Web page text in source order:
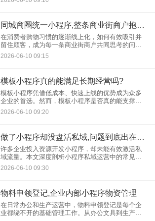
势：流量与技术的双重赋能 头条小程序依托字节
同城商圈统一小程序,整条商业街商户抱团拓客
在消费者购物习惯的逐渐线上化，如何有效吸引并
留住顾客，成为每一条商业街商户共同思考的问
题。而同城商圈小程序的出现，为这一难题提供了
创新的解决方案，它不仅助力商户间实现资源共
2026-06-10 09:15
模板小程序真的能满足长期经营吗?
模板小程序凭借低成本、快速上线的优势成为众多
企业的首选。然而，模板小程序是否真的能支撑企
业的长期经营？本文将从功能扩展性、品牌差异
化、用户体验、数据安全及长期成本等角度，深入
2026-06-10 09:20
做了小程序却没盘活私域,问题到底出在哪?
许多企业投入资源开发小程序，却未能有效激活私
域流量。本文深度剖析小程序私域运营中的常见误
区，从定位错配、用户分层失效、互动策略缺失到
数据驱动不足，结合真实案例揭示核心问题，并提
2026-06-10 09:30
物料申领登记,企业内部小程序物资管理
在日常办公和生产运营中，物料申领登记是每个企
业都绕不开的基础管理工作。从办公文具到生产辅